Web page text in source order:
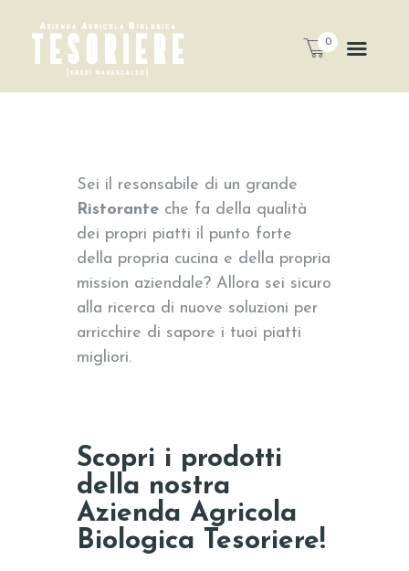
0
Sei il resonsabile di un grande
Ristorante che fa della qualità
dei propri piatti il punto forte
della propria cucina e della propria
mission aziendale? Allora sei sicuro
alla ricerca di nuove soluzioni per
arricchire di sapore i tuoi piatti
migliori.
Scopri i prodotti
della nostra
Azienda Agricola
Biologica Tesoriere!